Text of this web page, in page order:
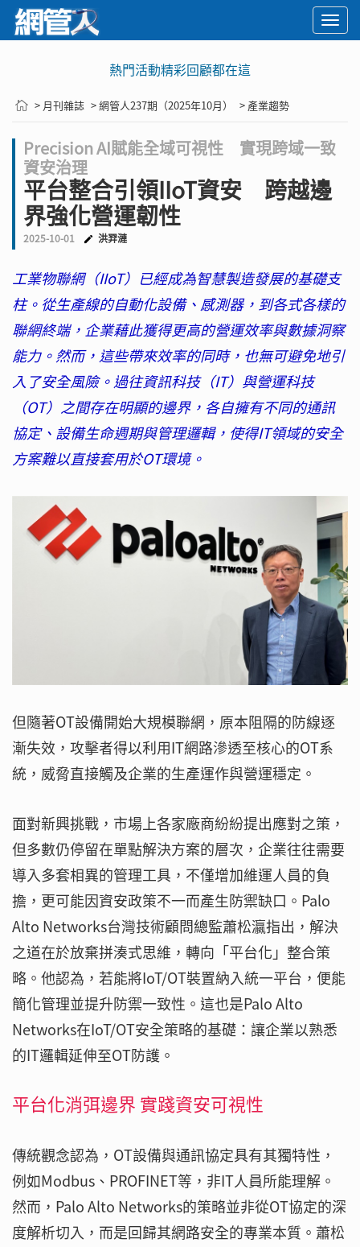
門活動精彩回顧都在這
> 月刊雜誌 > 網管人237期（2025年10月） > 產業趨勢
Precision AI賦能全域可視性 實現跨域一致
資安治理
平台整合引領IIoT資安 跨越邊
界強化營運韌性
2025-10-01 洪羿漣
工業物聯網（IIoT）已經成為智慧製造發展的基礎支
柱。從生產線的自動化設備、感測器，到各式各樣的
聯網終端，企業藉此獲得更高的營運效率與數據洞察
能力。然而，這些帶來效率的同時，也無可避免地引
入了安全風險。過往資訊科技（IT）與營運科技
（OT）之間存在明顯的邊界，各自擁有不同的通訊
協定、設備生命週期與管理邏輯，使得IT領域的安全
方案難以直接套用於OT環境。
但隨著OT設備開始大規模聯網，原本阻隔的防線逐
漸失效，攻擊者得以利用IT網路滲透至核心的OT系
統，威脅直接觸及企業的生產運作與營運穩定。
面對新興挑戰，市場上各家廠商紛紛提出應對之策，
但多數仍停留在單點解決方案的層次，企業往往需要
導入多套相異的管理工具，不僅增加維運人員的負
擔，更可能因資安政策不一而產生防禦缺口。Palo
Alto Networks台灣技術顧問總監蕭松瀛指出，解決
之道在於放棄拼湊式思維，轉向「平台化」整合策
略。他認為，若能將IoT/OT裝置納入統一平台，便能
簡化管理並提升防禦一致性。這也是Palo Alto
Networks在IoT/OT安全策略的基礎：讓企業以熟悉
的IT邏輯延伸至OT防護。
平台化消弭邊界 實踐資安可視性
傳統觀念認為，OT設備與通訊協定具有其獨特性，
例如Modbus、PROFINET等，非IT人員所能理解。
然而，Palo Alto Networks的策略並非從OT協定的深
度解析切入，而是回歸其網路安全的專業本質。蕭松